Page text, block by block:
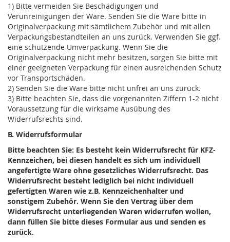
1) Bitte vermeiden Sie Beschädigungen und
Verunreinigungen der Ware. Senden Sie die Ware bitte in
Originalverpackung mit sämtlichem Zubehör und mit allen
Verpackungsbestandteilen an uns zurück. Verwenden Sie ggf.
eine schützende Umverpackung. Wenn Sie die
Originalverpackung nicht mehr besitzen, sorgen Sie bitte mit
einer geeigneten Verpackung für einen ausreichenden Schutz
vor Transportschäden.
2) Senden Sie die Ware bitte nicht unfrei an uns zurück.
3) Bitte beachten Sie, dass die vorgenannten Ziffern 1-2 nicht
Voraussetzung für die wirksame Ausübung des
Widerrufsrechts sind.
B. Widerrufsformular
Bitte beachten Sie: Es besteht kein Widerrufsrecht für KFZ-
Kennzeichen, bei diesen handelt es sich um individuell
angefertigte Ware ohne gesetzliches Widerrufsrecht. Das
Widerrufsrecht besteht lediglich bei nicht individuell
gefertigten Waren wie z.B. Kennzeichenhalter und
sonstigem Zubehör. Wenn Sie den Vertrag über dem
Widerrufsrecht unterliegenden Waren widerrufen wollen,
dann füllen Sie bitte dieses Formular aus und senden es
zurück.